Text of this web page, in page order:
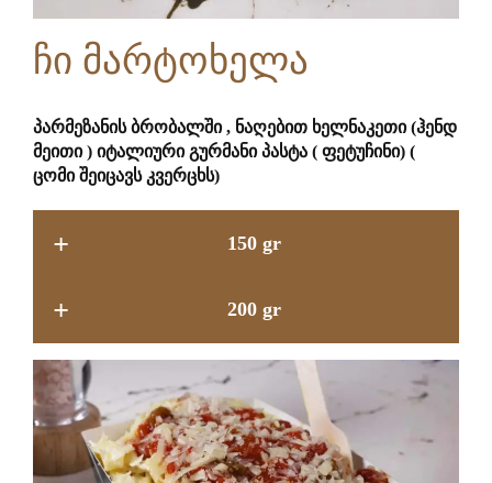
ჩი მარტოხელა
პარმეზანის ბრობალში , ნაღებით ხელნაკეთი (ჰენდ
მეითი ) იტალიური გურმანი პასტა ( ფეტუჩინი) (
ცომი შეიცავს კვერცხს)
+ 150 gr
+ 200 gr
14.9 GEL